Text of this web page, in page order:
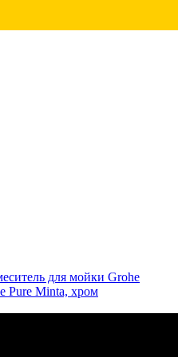
для мойки Grohe
Pure Minta, хром